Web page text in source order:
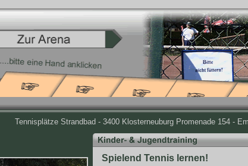
Tennisplätze Strandbad - 3400 Klosterneuburg Promenade 154 -
Spielend Tennis lernen!